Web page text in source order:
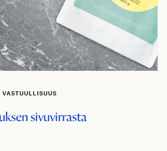
VASTUULLISUUS
sivuvirrasta